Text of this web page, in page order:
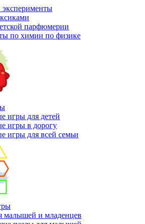
парфюмерии
по химии по физике
игры для детей
игры в дорогу
игры для всей семьи
малышей и младенцев